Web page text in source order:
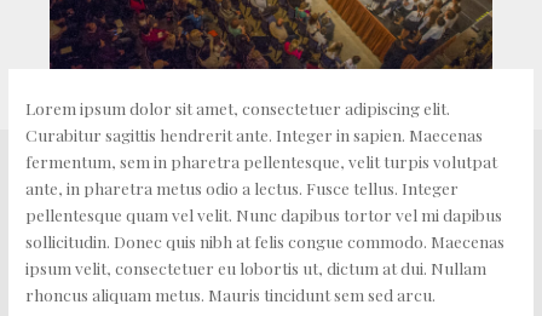
Lorem ipsum dolor sit amet, consectetuer adipiscing elit.
Curabitur sagittis hendrerit ante. Integer in sapien. Maecenas
fermentum, sem in pharetra pellentesque, velit turpis volutpat
ante, in pharetra metus odio a lectus. Fusce tellus. Integer
pellentesque quam vel velit. Nunc dapibus tortor vel mi dapibus
sollicitudin. Donec quis nibh at felis congue commodo. Maecenas
ipsum velit, consectetuer eu lobortis ut, dictum at dui. Nullam
rhoncus aliquam metus. Mauris tincidunt sem sed arcu.